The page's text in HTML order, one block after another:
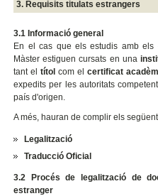
3. Requisits titulats estrangers
3.1 Informació general
En el cas que els estudis amb
Màster estiguen cursats en una
tant eltítol com elcertificat
expedits per les autoritats
país d'origen.
A més, hauran de complir els
Legalització
Traducció Oficial
3.2 Procés de legalització de
estranger